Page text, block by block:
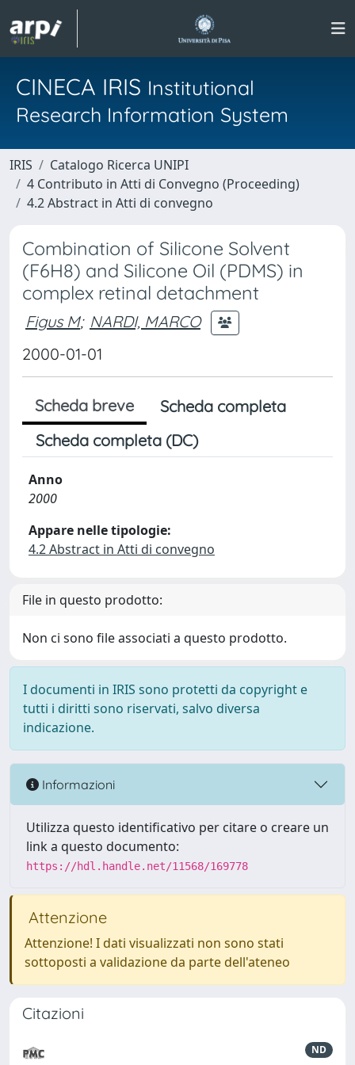
CINECA IRIS Institutional
Research Information System
IRIS
Catalogo Ricerca UNIPI
4 Contributo in Atti di Convegno (Proceeding)
4.2 Abstract in Atti di convegno
Combination of Silicone Solvent
(F6H8) and Silicone Oil (PDMS) in
complex retinal detachment
Figus M; NARDI, MARCO
2000-01-01
Scheda breve
Scheda completa
Scheda completa (DC)
Anno
2000
Appare nelle tipologie:
4.2 Abstract in Atti di convegno
File in questo prodotto:
Non ci sono file associati a questo prodotto.
I documenti in IRIS sono protetti da copyright e
tutti i diritti sono riservati, salvo diversa
indicazione.
Informazioni
Utilizza questo identificativo per citare o creare un
link a questo documento:
https://hdl.handle.net/11568/169778
Attenzione
Attenzione! I dati visualizzati non sono stati
sottoposti a validazione da parte dell'ateneo
Citazioni
ND